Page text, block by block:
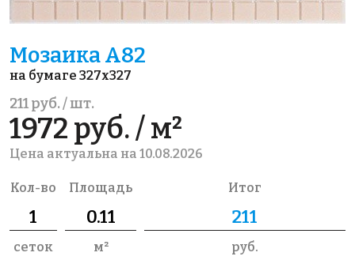
Мозаика A82
на бумаге 327x327
211 руб. / шт.
1972 руб. / м²
Цена актуальна на 10.08.2026
Кол-во
сеток
Площадь
м²
Итог
руб.